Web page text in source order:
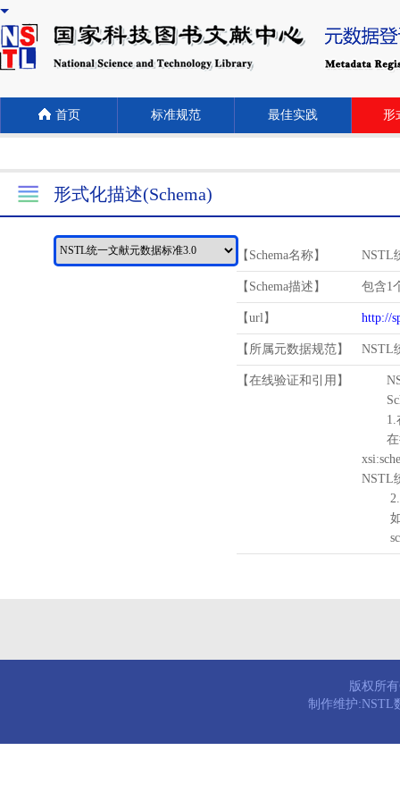
首页 标准规范 最佳实践 形
形式化描述(Schema)
【Schema名称】 NSTL
【Schema描述】 包含1
【url】 http://
【所属元数据规范】 NSTL
【在线验证和引用】
1.
在待
NSTL
2.
如需
版权所
制作维护:NSTL